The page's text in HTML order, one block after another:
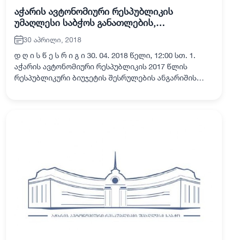
აჭარის ავტონომიური რესპუბლიკის
უმაღლესი საბჭოს განათლების,
მეცნიერების, კულტურისა და სპორტის
30 აპრილი, 2018
დ ღ ი ს წ ე ს რ ი გ ი 30. 04. 2018 წელი, 12:00 სთ. 1.
აჭარის ავტონომიური რესპუბლიკის 2017 წლის
რესპუბლიკური ბიუჯეტის შესრულების ანგარიშის